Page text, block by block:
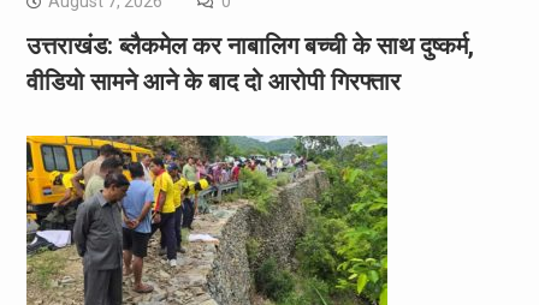
उत्तराखंड: ब्लैकमेल कर नाबालिग बच्ची के साथ दुष्कर्म,
वीडियो सामने आने के बाद दो आरोपी गिरफ्तार